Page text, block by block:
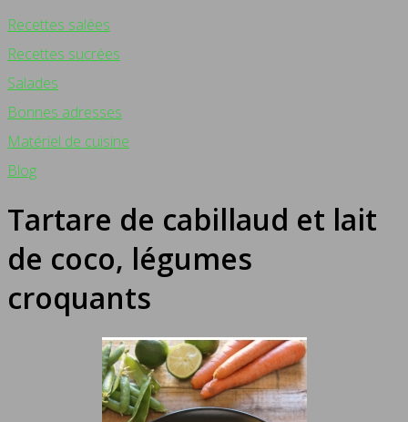
Recettes salées
Recettes sucrées
Salades
Bonnes adresses
Matériel de cuisine
Blog
Tartare de cabillaud et lait
de coco, légumes
croquants